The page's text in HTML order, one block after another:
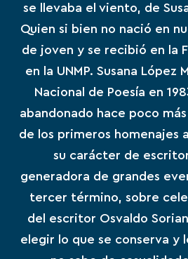
se llevaba el viento, de
Quien si bien no nació en
de joven y se recibió en la
en la UNMP. Susana López
Nacional de Poesía en
abandonado hace poco
de los primeros homenajes
su carácter de
generadora de grandes
tercer término, sobre
del escritor Osvaldo
elegir lo que se conserva y